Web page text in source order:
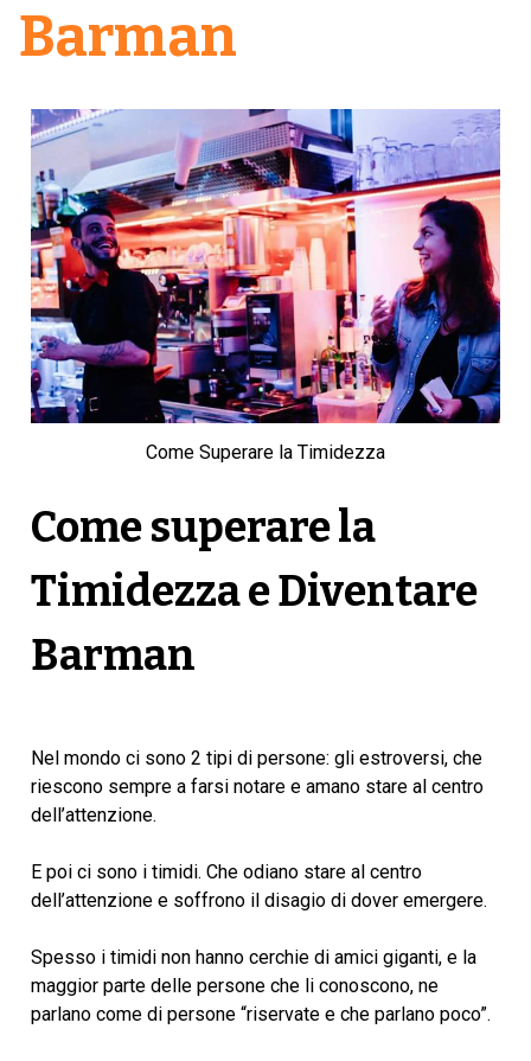
Barman
Come Superare la Timidezza
Come superare la
Timidezza e Diventare
Barman
Nel mondo ci sono 2 tipi di persone: gli estroversi, che
riescono sempre a farsi notare e amano stare al centro
dell’attenzione.
E poi ci sono i timidi. Che odiano stare al centro
dell’attenzione e soffrono il disagio di dover emergere.
Spesso i timidi non hanno cerchie di amici giganti, e la
maggior parte delle persone che li conoscono, ne
parlano come di persone “riservate e che parlano poco”.